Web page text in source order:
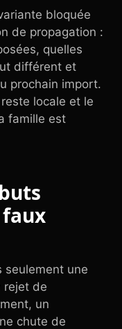
bloquée
de propagation :
quelles
différent et
prochain import.
locale et le
famille est
seulement une
rejet de
un
chute de